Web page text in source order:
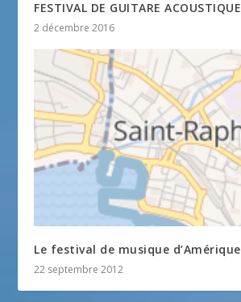
FESTIVAL DE GUITARE ACOUSTIQUE
2 décembre 2016
Le festival de musique
22 septembre 2012